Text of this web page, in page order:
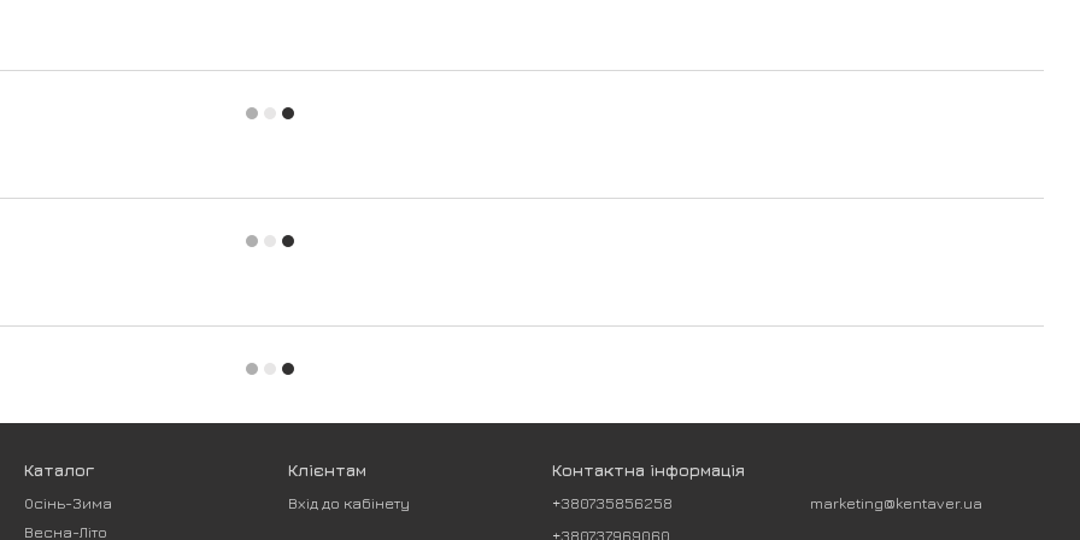
Каталог
Осінь-Зима
Весна-Літо
Клієнтам
Вхід до кабінету
Контактна інформація
+380735856258
+380737969060
marketing@kentaver.ua